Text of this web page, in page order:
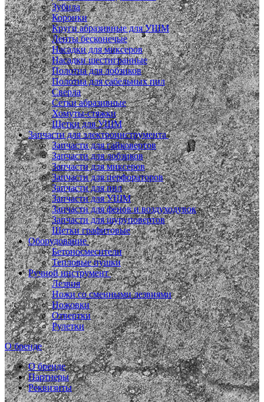
Зубила
Коронки
Круги абразивные для УШМ
Ленты бесконечые
Насадки для миксеров
Насадки шестигранные
Полотна для лобзиков
Полотна для сабельных пил
Сверла
Сетки абразивные
Хомуты-стяжки
Щетки для УШМ
Запчасти для электроинструмента
Запчасти для гайковертов
Запчасти для лобзиков
Запчасти для миксеров
Запчасти для перфораторов
Запчасти для пил
Запчасти для УШМ
Запчасти для фенов и воздуходувок
Запчасти для шуруповертов
Щетки графитовые
Оборудование
Бетоносмесители
Тепловые пушки
Ручной инструмент
Лезвия
Ножи со сменными лезвиями
Ножовки
Отвертки
Рулетки
О бренде
О бренде
Партнеры
Реквизиты